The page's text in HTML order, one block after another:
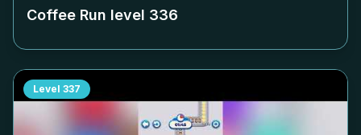
Coffee Run level 336
Level 337